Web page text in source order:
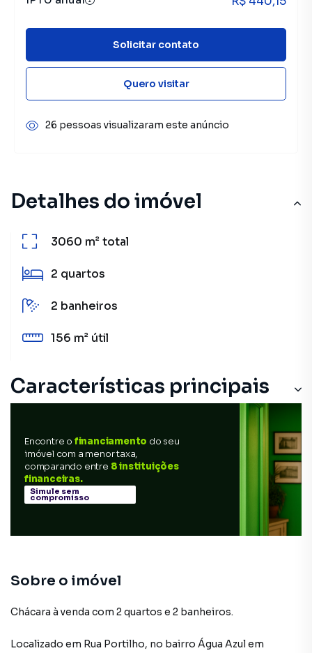
Detalhes do imóvel
3060 m²total
2 quartos
2 banheiros
156 m² útil
Características principais
Encontre o financiamento do seu
imóvel com a menor taxa,
comparando entre 8 instituições
financeiras.
Simule sem
compromisso
Sobre o imóvel
Chácara à venda com 2 quartos e 2 banheiros.
Localizado em Rua Portilho, no bairro Água Azulem
Solicitar contato
Quero visitar
26 pessoas visualizaram este anúncio